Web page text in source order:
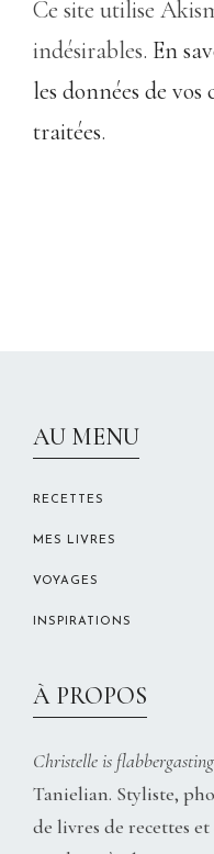
Ce site utilise
indésirables. En
les données de
traitées.
AU MENU
RECETTES
MES LIVRES
VOYAGES
INSPIRATIONS
À PROPOS
Christelle is flabbergasting
Tanielian. Styliste,
de livres de recettes